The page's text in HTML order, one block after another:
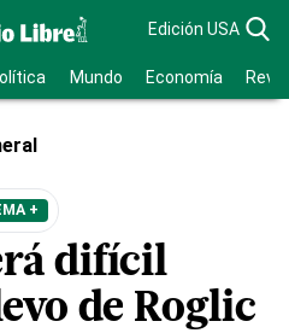
Edición USA
Mundo Economía
+
difícil
de Roglic